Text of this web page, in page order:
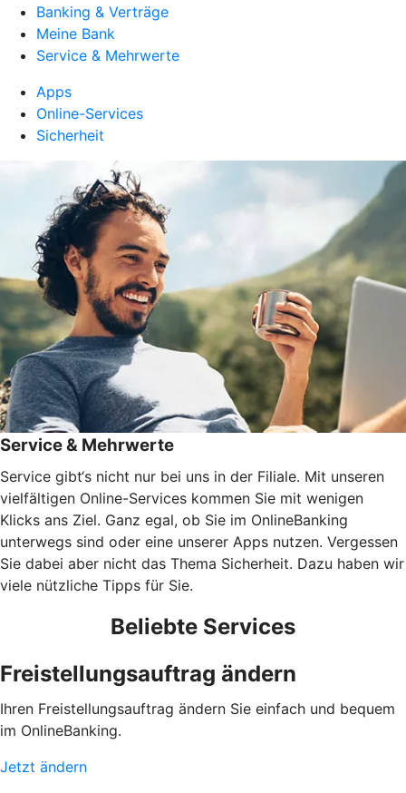
Banking & Verträge
Meine Bank
Service & Mehrwerte
Apps
Online-Services
Sicherheit
Service & Mehrwerte
Service gibt‘s nicht nur bei uns in der Filiale. Mit unseren
vielfältigen Online-Services kommen Sie mit wenigen
Klicks ans Ziel. Ganz egal, ob Sie im OnlineBanking
unterwegs sind oder eine unserer Apps nutzen. Vergessen
Sie dabei aber nicht das Thema Sicherheit. Dazu haben wir
viele nützliche Tipps für Sie.
Beliebte Services
Freistellungsauftrag ändern
Ihren Freistellungsauftrag ändern Sie einfach und bequem
im OnlineBanking.
Jetzt ändern